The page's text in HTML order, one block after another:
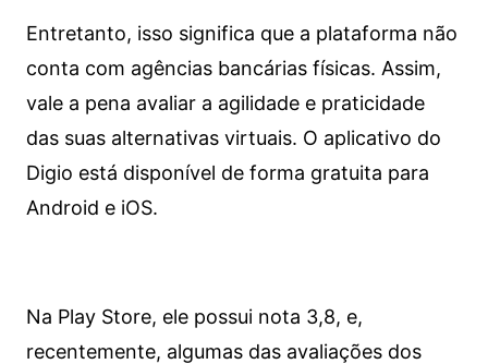
Entretanto, isso significa que a plataforma não
conta com agências bancárias físicas. Assim,
vale a pena avaliar a agilidade e praticidade
das suas alternativas virtuais. O aplicativo do
Digio está disponível de forma gratuita para
Android e iOS.
Na Play Store, ele possui nota 3,8, e,
recentemente, algumas das avaliações dos